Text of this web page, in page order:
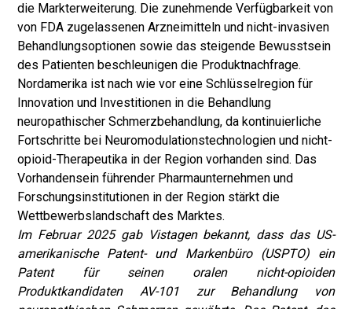
die Markterweiterung. Die zunehmende Verfügbarkeit von
von FDA zugelassenen Arzneimitteln und nicht-invasiven
Behandlungsoptionen sowie das steigende Bewusstsein
des Patienten beschleunigen die Produktnachfrage.
Nordamerika ist nach wie vor eine Schlüsselregion für
Innovation und Investitionen in die Behandlung
neuropathischer Schmerzbehandlung, da kontinuierliche
Fortschritte bei Neuromodulationstechnologien und nicht-
opioid-Therapeutika in der Region vorhanden sind. Das
Vorhandensein führender Pharmaunternehmen und
Forschungsinstitutionen in der Region stärkt die
Wettbewerbslandschaft des Marktes.
Im Februar 2025 gab Vistagen bekannt, dass das US-
amerikanische Patent- und Markenbüro (USPTO) ein
Patent für seinen oralen nicht-opioiden
Produktkandidaten AV-101 zur Behandlung von